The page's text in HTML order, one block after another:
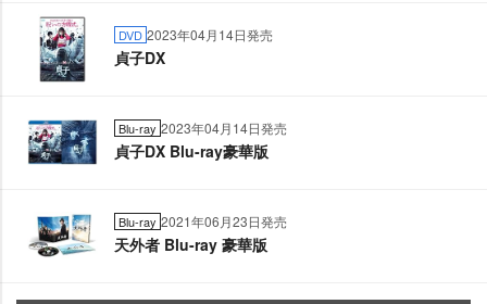
DVD 2023年04月14日発売
貞子DX
Blu-ray 2023年04月14日発売
貞子DX Blu-ray豪華版
Blu-ray 2021年06月23日発売
天外者 Blu-ray 豪華版